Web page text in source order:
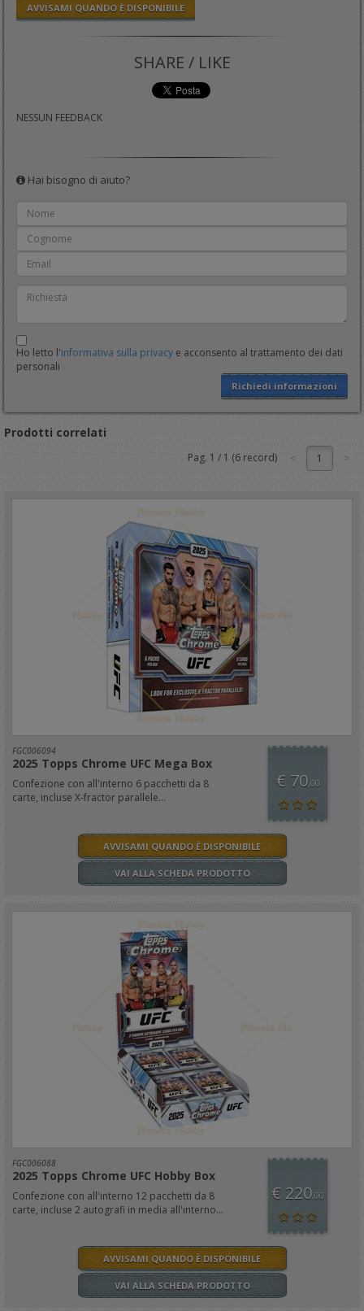
AVVISAMI QUANDO È DISPONIBILE
SHARE / LIKE
NESSUN FEEDBACK
Hai bisogno di aiuto?
Ho letto l'informativa sulla privacy e acconsento al trattamento dei dati
personali
Richiedi informazioni
Prodotti correlati
Pag. 1 / 1 (6 record) 1
FGC006094
2025 Topps Chrome UFC Mega Box
Confezione con all'interno 6 pacchetti da 8
carte, incluse X-fractor parallele...
€ 70,00
AVVISAMI QUANDO È DISPONIBILE
VAI ALLA SCHEDA PRODOTTO
FGC006088
2025 Topps Chrome UFC Hobby Box
Confezione con all'interno 12 pacchetti da 8
carte, incluse 2 autografi in media all'interno...
€ 220,00
AVVISAMI QUANDO È DISPONIBILE
VAI ALLA SCHEDA PRODOTTO